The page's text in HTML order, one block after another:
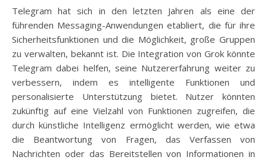
Telegram hat sich in den letzten Jahren als eine der
führenden Messaging-Anwendungen etabliert, die für ihre
Sicherheitsfunktionen und die Möglichkeit, große Gruppen
zu verwalten, bekannt ist. Die Integration von Grok könnte
Telegram dabei helfen, seine Nutzererfahrung weiter zu
verbessern, indem es intelligente Funktionen und
personalisierte Unterstützung bietet. Nutzer könnten
zukünftig auf eine Vielzahl von Funktionen zugreifen, die
durch künstliche Intelligenz ermöglicht werden, wie etwa
die Beantwortung von Fragen, das Verfassen von
Nachrichten oder das Bereitstellen von Informationen in